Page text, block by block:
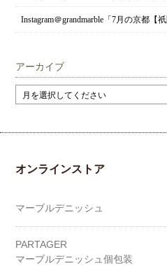
Instagram＠grandmarble「7月の京都【
アーカイブ
オンラインストア
マーブルデニッシュ
PARTAGER
マーブルデニッシュ個包装